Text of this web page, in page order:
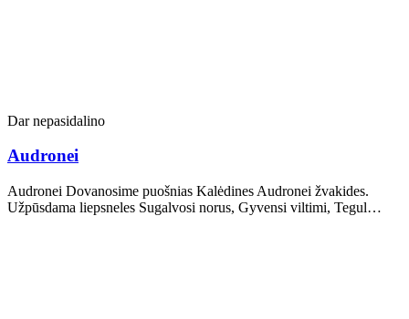
Dar nepasidalino
Audronei
Audronei Dovanosime puošnias Kalėdines Audronei žvakides.
Užpūsdama liepsneles Sugalvosi norus, Gyvensi viltimi, Tegul…